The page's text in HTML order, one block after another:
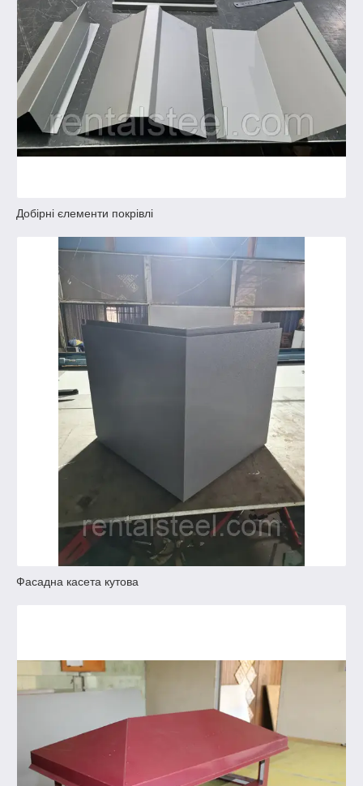
Добірні єлементи покрівлі
Фасадна касета кутова